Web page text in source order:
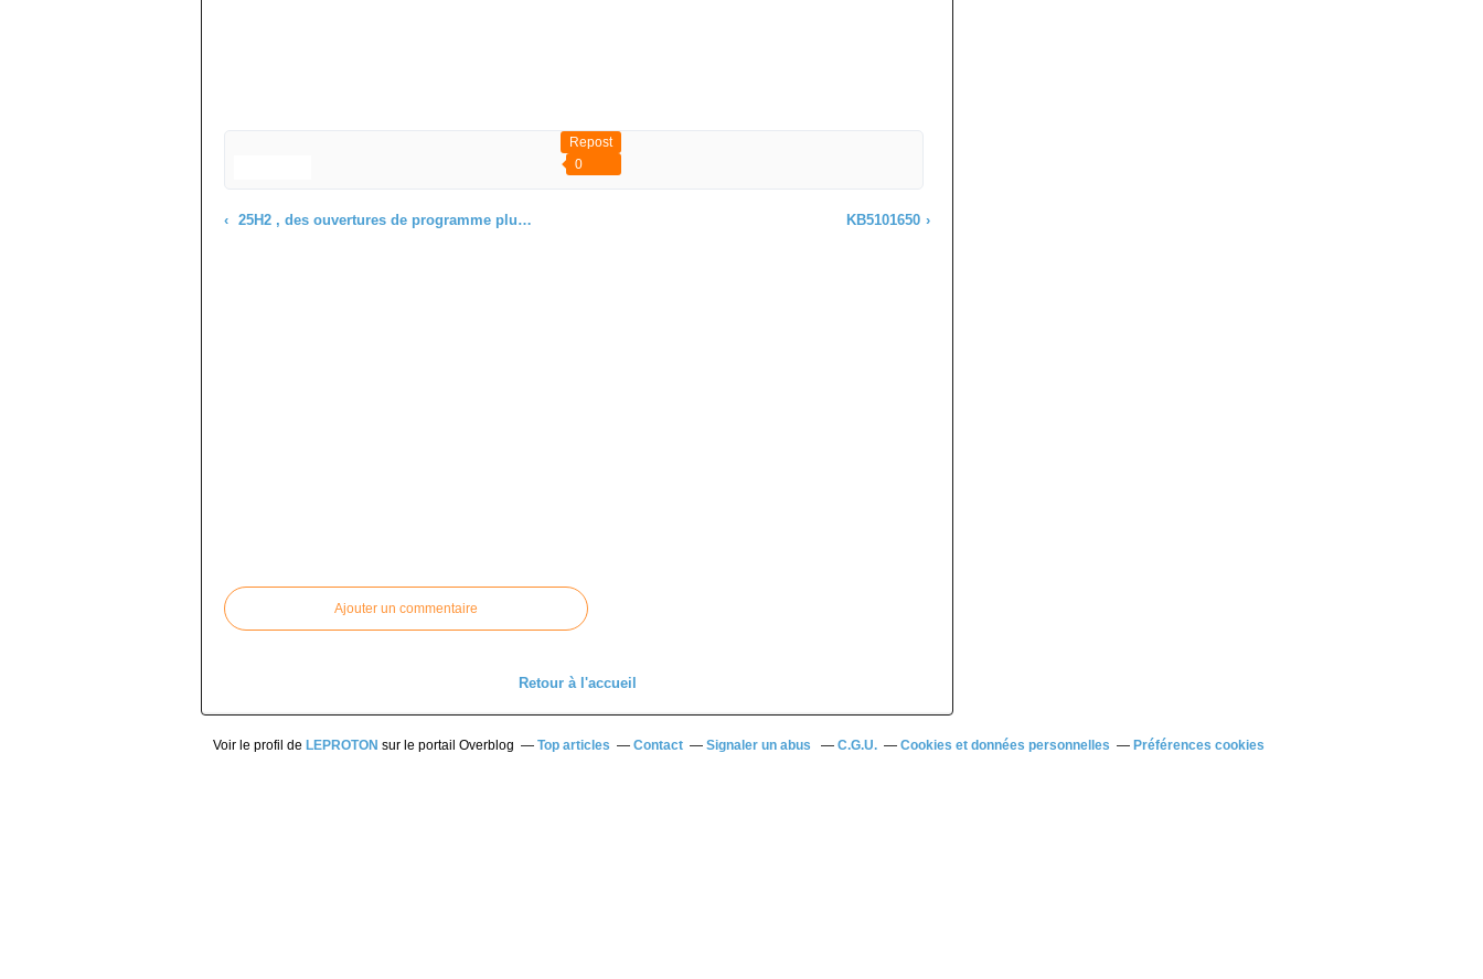
Repost
0
25H2 , des ouvertures de programme plus rapides ›
KB5101650
Ajouter un commentaire
Retour à l'accueil
Voir le profil de LEPROTON sur le portail Overblog Top articles Contact Signaler un abus C.G.U. Cookies et données personnelles Préférences cookies